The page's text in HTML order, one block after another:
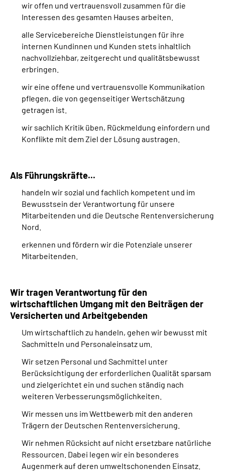
wir offen und vertrauensvoll zusammen für die
Interessen des gesamten Hauses arbeiten.
alle Servicebereiche Dienstleistungen für ihre
internen Kundinnen und Kunden stets inhaltlich
nachvollziehbar, zeitgerecht und qualitätsbewusst
erbringen.
wir eine offene und vertrauensvolle Kommunikation
pflegen, die von gegenseitiger Wertschätzung
getragen ist.
wir sachlich Kritik üben, Rückmeldung einfordern und
Konflikte mit dem Ziel der Lösung austragen.
Als Führungskräfte...
handeln wir sozial und fachlich kompetent und im
Bewusstsein der Verantwortung für unsere
Mitarbeitenden und die Deutsche Rentenversicherung
Nord.
erkennen und fördern wir die Potenziale unserer
Mitarbeitenden.
Wir tragen Verantwortung für den
wirtschaftlichen Umgang mit den Beiträgen der
Versicherten und Arbeitgebenden
Um wirtschaftlich zu handeln, gehen wir bewusst mit
Sachmitteln und Personaleinsatz um.
Wir setzen Personal und Sachmittel unter
Berücksichtigung der erforderlichen Qualität sparsam
und zielgerichtet ein und suchen ständig nach
weiteren Verbesserungsmöglichkeiten.
Wir messen uns im Wettbewerb mit den anderen
Trägern der Deutschen Rentenversicherung.
Wir nehmen Rücksicht auf nicht ersetzbare natürliche
Ressourcen. Dabei legen wir ein besonderes
Augenmerk auf deren umweltschonenden Einsatz.